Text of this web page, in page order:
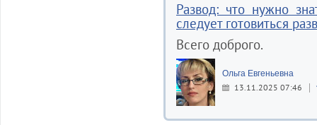
Развод: что нужно
следует готовиться
Всего доброго.
Ольга Евгеньевна
13.11.2025 07:46